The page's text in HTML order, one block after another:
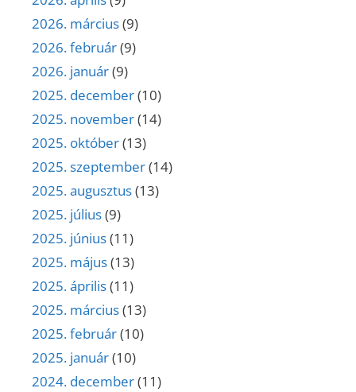
2026. március(9)
2026. február(9)
2026. január(9)
2025. december(10)
2025. november(14)
2025. október(13)
2025. szeptember(14)
2025. augusztus(13)
2025. július(9)
2025. június(11)
2025. május(13)
2025. április(11)
2025. március(13)
2025. február(10)
2025. január(10)
2024. december(11)